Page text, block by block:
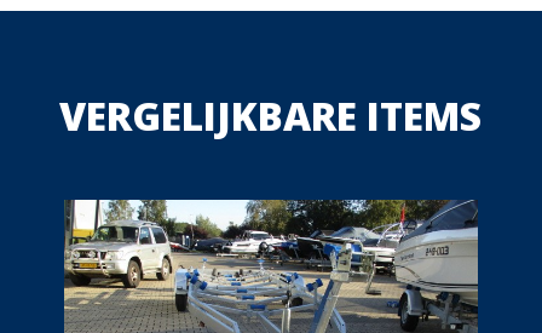
VERGELIJKBARE ITEMS